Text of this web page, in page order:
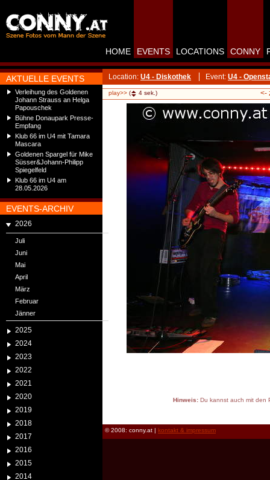
AKTUELLE EVENTS
Verleihung des Goldenen
Johann Strauss an Helga
Papouschek
Bühne Donaupark Presse-
Empfang
Klub 66 im U4 mit Tamara
Mascara
Goldenen Spargel für Mike
Süsser&Johann-Philipp
Spiegelfeld
Klub 66 im U4 am
28.05.2026
EVENTS-ARCHIV
2026
Juli
Juni
Mai
April
März
Februar
Jänner
2025
2024
2023
2022
2021
2020
2019
2018
2017
2016
2015
2014
HOME EVENTS LOCATIONS CONNY
Location: U4 - Diskothek Event: U4 -
play>> ( 4 sek.) <-
Hinweis:Du kannst auch mit den
© 2008: conny.at | kontakt & impressum